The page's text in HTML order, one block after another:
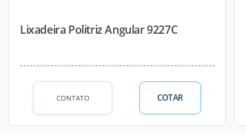
Lixadeira Politriz Angular 9227C
CONTATO COTAR